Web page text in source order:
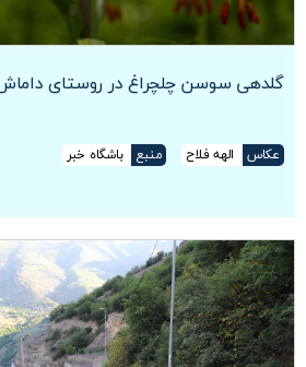
گلدهی سوسن چلچراغ در روستای
عکاس الهه فلاح منبع
باشگاه خبر